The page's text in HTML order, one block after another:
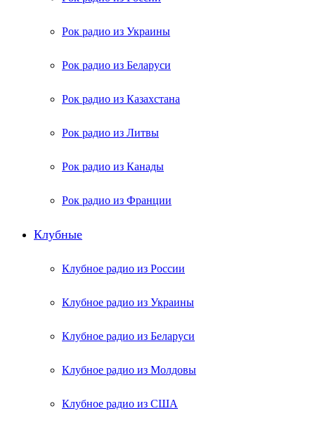
Рок радио из Украины
Рок радио из Беларуси
Рок радио из Казахстана
Рок радио из Литвы
Рок радио из Канады
Рок радио из Франции
Клубные
Клубное радио из России
Клубное радио из Украины
Клубное радио из Беларуси
Клубное радио из Молдовы
Клубное радио из США